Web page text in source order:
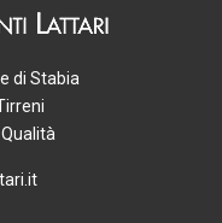
di Stabia